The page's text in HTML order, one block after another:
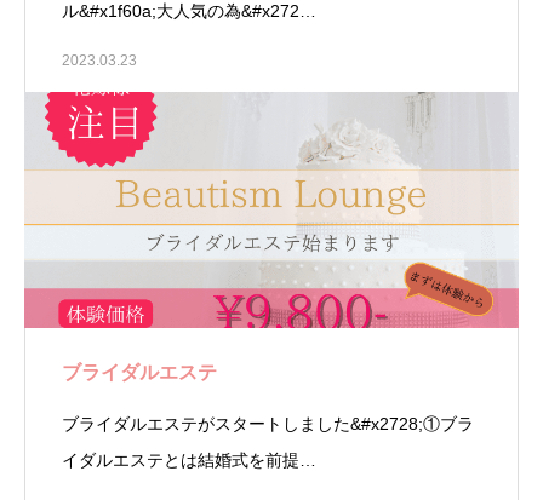
ル&#x1f60a;大人気の為&#x272…
2023.03.23
ブライダルエステ
ブライダルエステがスタートしました&#x2728;①ブラ
イダルエステとは結婚式を前提…